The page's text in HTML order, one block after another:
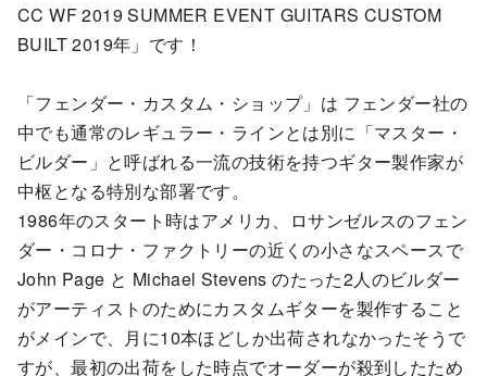
CC WF 2019 SUMMER EVENT GUITARS CUSTOM
BUILT 2019年」です！
「フェンダー・カスタム・ショップ」は フェンダー社の
中でも通常のレギュラー・ラインとは別に「マスター・
ビルダー」と呼ばれる一流の技術を持つギター製作家が
中枢となる特別な部署です。
1986年のスタート時はアメリカ、ロサンゼルスのフェン
ダー・コロナ・ファクトリーの近くの小さなスペースで
John Page と Michael Stevens のたった2人のビルダー
がアーティストのためにカスタムギターを製作すること
がメインで、月に10本ほどしか出荷されなかったそうで
すが、最初の出荷をした時点でオーダーが殺到したため